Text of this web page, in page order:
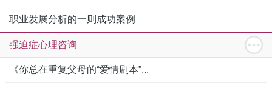
职业发展分析的一则成功案例
强迫症心理咨询
《你总在重复父母的“爱情剧本”...